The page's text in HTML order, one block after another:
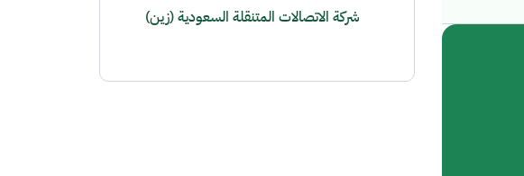
شركة الاتصالات المتنقلة السعودية (زين)